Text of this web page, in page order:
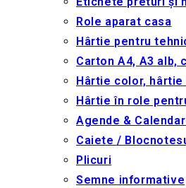
Role aparat casa
Hârtie pentru
Carton A4, A3 alb,
Hârtie color, hârtie
Hârtie în role
Agende &
Caiete /
Plicuri
Semne informative